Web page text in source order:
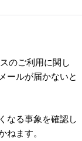
のご利用に関し
ールが届かないと
なる事象を確認し
ます。